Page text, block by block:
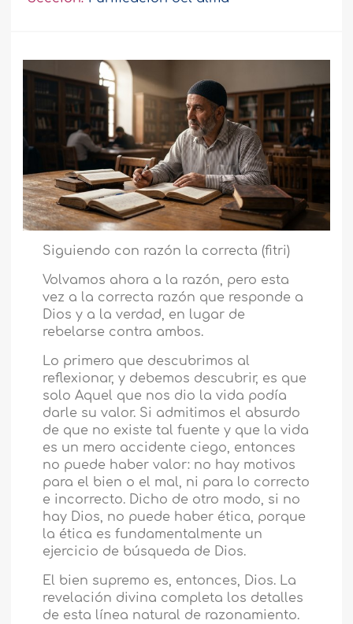
Siguiendo con razón la correcta (fitri)
Volvamos ahora a la razón, pero esta
vez a la correcta razón que responde a
Dios y a la verdad, en lugar de
rebelarse contra ambos.
Lo primero que descubrimos al
reflexionar, y debemos descubrir, es que
solo Aquel que nos dio la vida podía
darle su valor. Si admitimos el absurdo
de que no existe tal fuente y que la vida
es un mero accidente ciego, entonces
no puede haber valor: no hay motivos
para el bien o el mal, ni para lo correcto
e incorrecto. Dicho de otro modo, si no
hay Dios, no puede haber ética, porque
la ética es fundamentalmente un
ejercicio de búsqueda de Dios.
El bien supremo es, entonces, Dios. La
revelación divina completa los detalles
de esta línea natural de razonamiento.